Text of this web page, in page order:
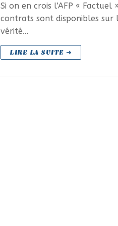
Si on en crois l’AFP «
contrats sont disponibles sur
vérité…
LIRE LA SUITE ➜